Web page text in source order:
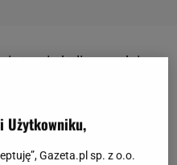
starcia byli zawodnicy z
miejsce w ligowej
PlusLidze. We
lublinianom zaledwie
Użytkowniku,
Gazeta.pl sp. z o.o.